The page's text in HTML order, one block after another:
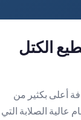
الكتل
أعلى بكثير من
عالية الصلابة التي